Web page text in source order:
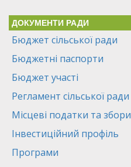
ДОКУМЕНТИ РАДИ
Бюджет сільської ради
Бюджетні паспорти
Бюджет участі
Регламент сільської ради
Місцеві податки та збори
Інвестиційний профіль
Програми